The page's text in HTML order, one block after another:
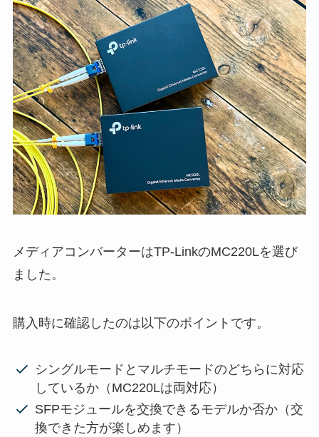
メディアコンバーターはTP-LinkのMC220Lを選び
ました。
購入時に確認したのは以下のポイントです。
シングルモードとマルチモードのどちらに対応
しているか（MC220Lは両対応）
SFPモジュールを交換できるモデルか否か（交
換できた方が楽しめます）